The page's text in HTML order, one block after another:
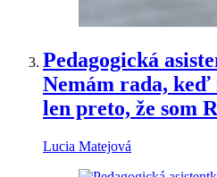
Pedagogická
Nemám rada,
len preto, že som
Lucia Matejová